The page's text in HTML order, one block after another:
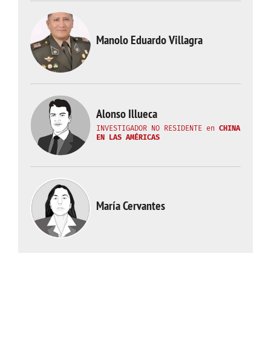
Manolo Eduardo Villagra
Alonso Illueca
INVESTIGADOR NO RESIDENTE en CHINA
EN LAS AMÉRICAS
María Cervantes